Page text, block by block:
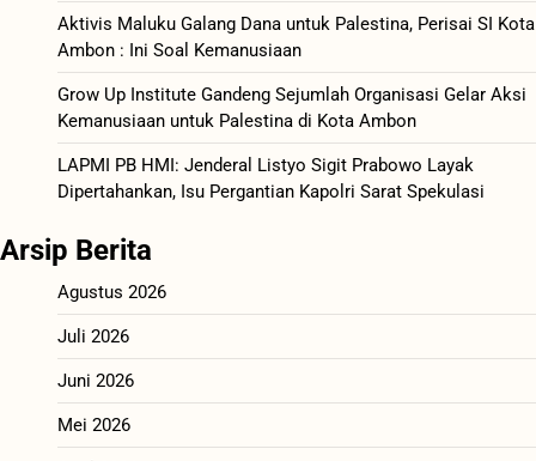
Aktivis Maluku Galang Dana untuk Palestina, Perisai SI Kota
Ambon : Ini Soal Kemanusiaan
Grow Up Institute Gandeng Sejumlah Organisasi Gelar Aksi
Kemanusiaan untuk Palestina di Kota Ambon
LAPMI PB HMI: Jenderal Listyo Sigit Prabowo Layak
Dipertahankan, Isu Pergantian Kapolri Sarat Spekulasi
Arsip Berita
Agustus 2026
Juli 2026
Juni 2026
Mei 2026